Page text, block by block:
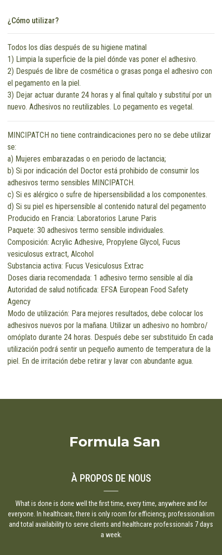
¿Cómo utilizar?
Todos los días después de su higiene matinal
1) Limpia la superficie de la piel dónde vas poner el adhesivo.
2) Después de libre de cosmética o grasas ponga el adhesivo con
el pegamento en la piel.
3) Dejar actuar durante 24 horas y al final quítalo y substituí por un
nuevo. Adhesivos no reutilizables. Lo pegamento es vegetal.
MINCIPATCH no tiene contraindicaciones pero no se debe utilizar
se:
a) Mujeres embarazadas o en periodo de lactancia;
b) Si por indicación del Doctor está prohibido de consumir los
adhesivos termo sensibles MINCIPATCH.
c) Si es alérgico o sufre de hipersensibilidad a los componentes.
d) Si su piel es hipersensible al contenido natural del pegamento
Producido en Francia: Laboratorios Larune Paris
Paquete: 30 adhesivos termo sensible individuales.
Composición: Acrylic Adhesive, Propylene Glycol, Fucus
vesiculosus extract, Alcohol
Substancia activa: Fucus Vesiculosus Extrac
Doses diaria recomendada: 1 adhesivo termo sensible al día
Autoridad de salud notificada: EFSA European Food Safety
Agency
Modo de utilización: Para mejores resultados, debe colocar los
adhesivos nuevos por la mañana. Utilizar un adhesivo no hombro/
omóplato durante 24 horas. Después debe ser substituido En cada
utilización podrá sentir un pequeño aumento de temperatura de la
piel. En de irritación debe retirar y lavar con abundante agua.
Formula San
À PROPOS DE NOUS
What is done is done well the first time, every time, anywhere and for
everyone. In healthcare, there is only room for efficiency, professionalism
and total availability to serve clients and healthcare professionals 7 days
a week.